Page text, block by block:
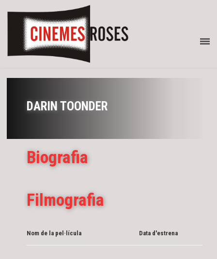
DARIN TOONDER
Biografia
Filmografia
Nom de la pel·lícula Data d'estrena